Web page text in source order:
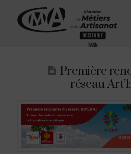
Première
réseau